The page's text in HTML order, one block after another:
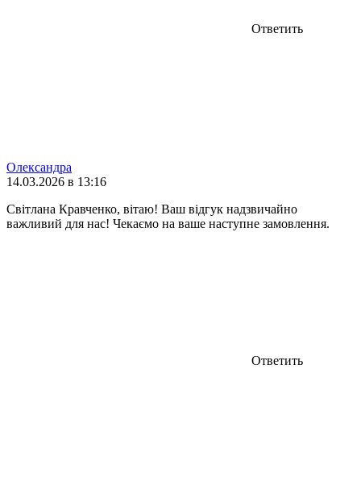
Ответить
Олександра
14.03.2026 в 13:16
Світлана Кравченко, вітаю! Ваш відгук надзвичайно
важливий для нас! Чекаємо на ваше наступне замовлення.
Ответить